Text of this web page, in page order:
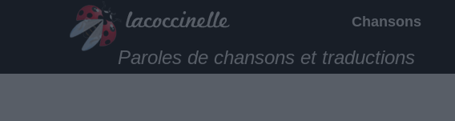
Chansons
Paroles de chansons et traductions